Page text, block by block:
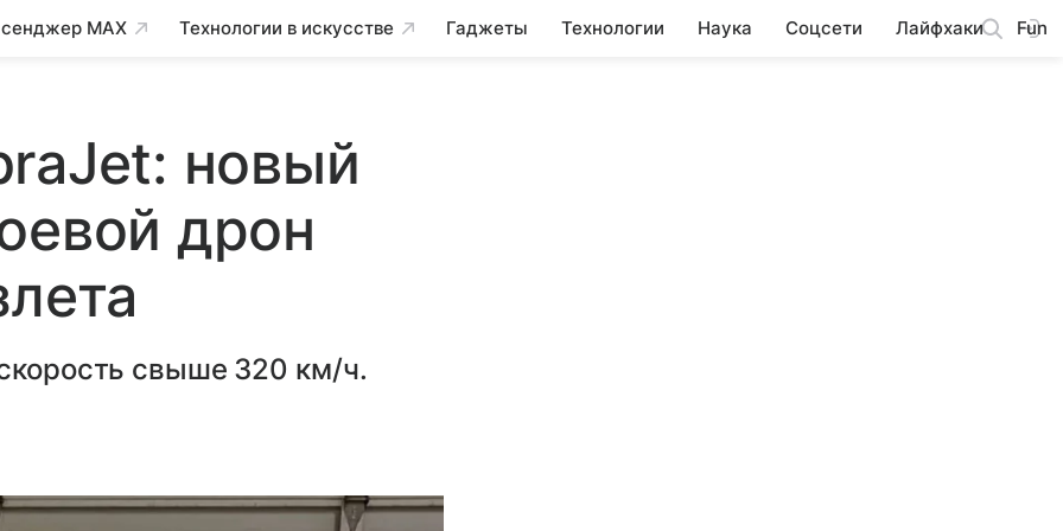
MAX Технологии в искусстве Гаджеты Технологии Наука Соцсети Лайфхаки Fun
новый
дрон
свыше 320 км/ч.